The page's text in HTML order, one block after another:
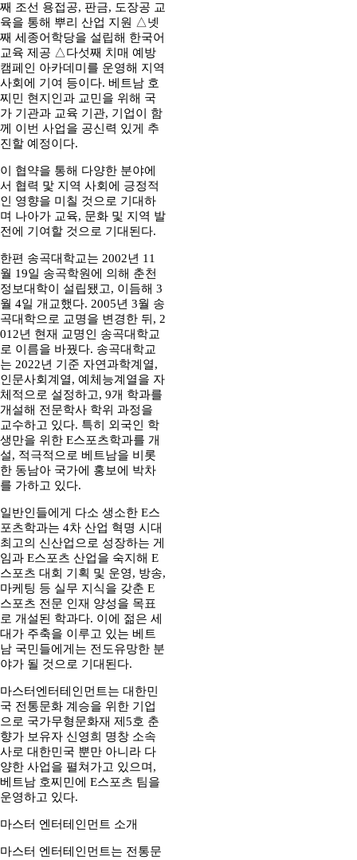
째 조선 용접공, 판금, 도장공 교
육을 통해 뿌리 산업 지원 △넷
째 세종어학당을 설립해 한국어
교육 제공 △다섯째 치매 예방
캠페인 아카데미를 운영해 지역
사회에 기여 등이다. 베트남 호
찌민 현지인과 교민을 위해 국
가 기관과 교육 기관, 기업이 함
께 이번 사업을 공신력 있게 추
진할 예정이다.
이 협약을 통해 다양한 분야에
서 협력 맟 지역 사회에 긍정적
인 영향을 미칠 것으로 기대하
며 나아가 교육, 문화 및 지역 발
전에 기여할 것으로 기대된다.
한편 송곡대학교는 2002년 11
월 19일 송곡학원에 의해 춘천
정보대학이 설립됐고, 이듬해 3
월 4일 개교했다. 2005년 3월 송
곡대학으로 교명을 변경한 뒤, 2
012년 현재 교명인 송곡대학교
로 이름을 바꿨다. 송곡대학교
는 2022년 기준 자연과학계열,
인문사회계열, 예체능계열을 자
체적으로 설정하고, 9개 학과를
개설해 전문학사 학위 과정을
교수하고 있다. 특히 외국인 학
생만을 위한 E스포츠학과를 개
설, 적극적으로 베트남을 비롯
한 동남아 국가에 홍보에 박차
를 가하고 있다.
일반인들에게 다소 생소한 E스
포츠학과는 4차 산업 혁명 시대
최고의 신산업으로 성장하는 게
임과 E스포츠 산업을 숙지해 E
스포츠 대회 기획 및 운영, 방송,
마케팅 등 실무 지식을 갖춘 E
스포츠 전문 인재 양성을 목표
로 개설된 학과다. 이에 젊은 세
대가 주축을 이루고 있는 베트
남 국민들에게는 전도유망한 분
야가 될 것으로 기대된다.
마스터엔터테인먼트는 대한민
국 전통문화 계승을 위한 기업
으로 국가무형문화재 제5호 춘
향가 보유자 신영희 명창 소속
사로 대한민국 뿐만 아니라 다
양한 사업을 펼쳐가고 있으며,
베트남 호찌민에 E스포츠 팀을
운영하고 있다.
마스터 엔터테인먼트 소개
마스터 엔터테인먼트는 전통문